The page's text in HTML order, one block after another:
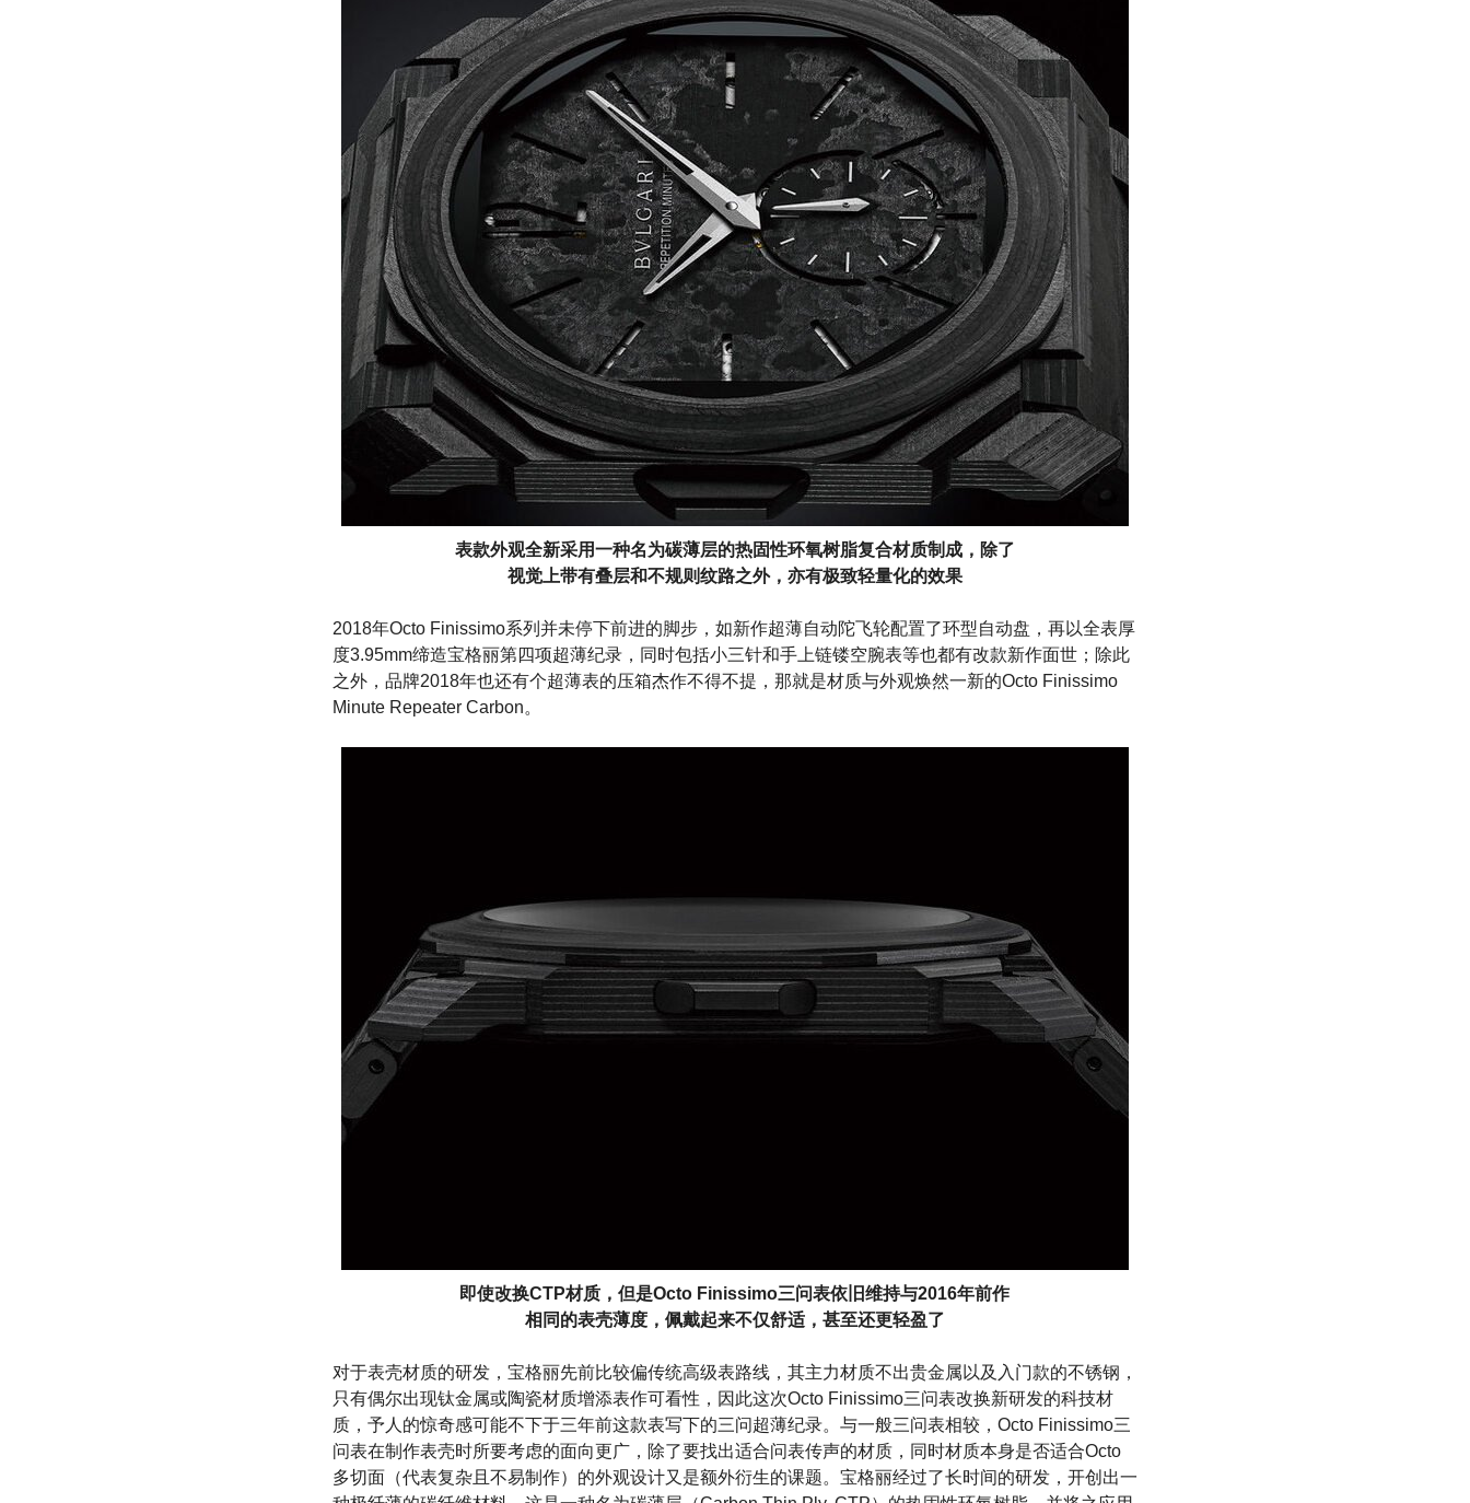
表款外观全新采用一种名为碳薄层的热固性环氧树脂复合材质制成，除了
视觉上带有叠层和不规则纹路之外，亦有极致轻量化的效果
2018年Octo Finissimo系列并未停下前进的脚步，如新作超薄自动陀飞轮配置了环型自动盘，再以全表厚
度3.95mm缔造宝格丽第四项超薄纪录，同时包括小三针和手上链镂空腕表等也都有改款新作面世；除此
之外，品牌2018年也还有个超薄表的压箱杰作不得不提，那就是材质与外观焕然一新的Octo Finissimo
Minute Repeater Carbon。
即使改换CTP材质，但是Octo Finissimo三问表依旧维持与2016年前作
相同的表壳薄度，佩戴起来不仅舒适，甚至还更轻盈了
对于表壳材质的研发，宝格丽先前比较偏传统高级表路线，其主力材质不出贵金属以及入门款的不锈钢，
只有偶尔出现钛金属或陶瓷材质增添表作可看性，因此这次Octo Finissimo三问表改换新研发的科技材
质，予人的惊奇感可能不下于三年前这款表写下的三问超薄纪录。与一般三问表相较，Octo Finissimo三
问表在制作表壳时所要考虑的面向更广，除了要找出适合问表传声的材质，同时材质本身是否适合Octo
多切面（代表复杂且不易制作）的外观设计又是额外衍生的课题。宝格丽经过了长时间的研发，开创出一